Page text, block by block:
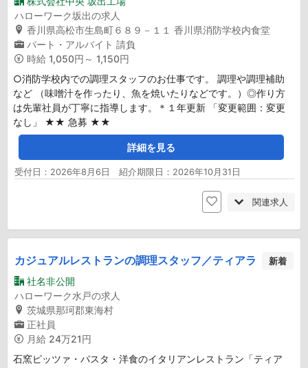
ハローワーク坂出の求人
香川県高松市生島町６８９－１１ 香川県消防学校内食堂
パート・アルバイト 請負
時給 1,050円～ 1,150円
○消防学校内での調理スタッフのお仕事です。 調理や調理補助
など （味噌汁を作ったり、魚を焼いたりなどです。）◎作り方
は先輩社員が丁寧に指導します。＊１年更新 「変更範囲：変更
なし」 ★★ 急募 ★★
詳細を見る
受付日：2026年8月6日 紹介期限日：2026年10月31日
関連求人
カジュアルレストランの調理スタッフ／ティアラ 新着
社名非公開
ハローワーク水戸の求人
茨城県那珂郡東海村
正社員
月給 24万21円
石窯ピッツァ・パスタ・洋食のイタリアンレストラン「ティア